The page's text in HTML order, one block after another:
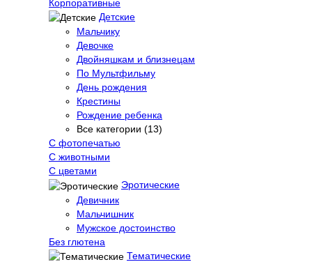
Корпоративные
Детские
Мальчику
Девочке
Двойняшкам и близнецам
По Мультфильму
День рождения
Крестины
Рождение ребенка
Все категории (13)
С фотопечатью
C животными
С цветами
Эротические
Девичник
Мальчишник
Мужское достоинство
Без глютена
Тематические